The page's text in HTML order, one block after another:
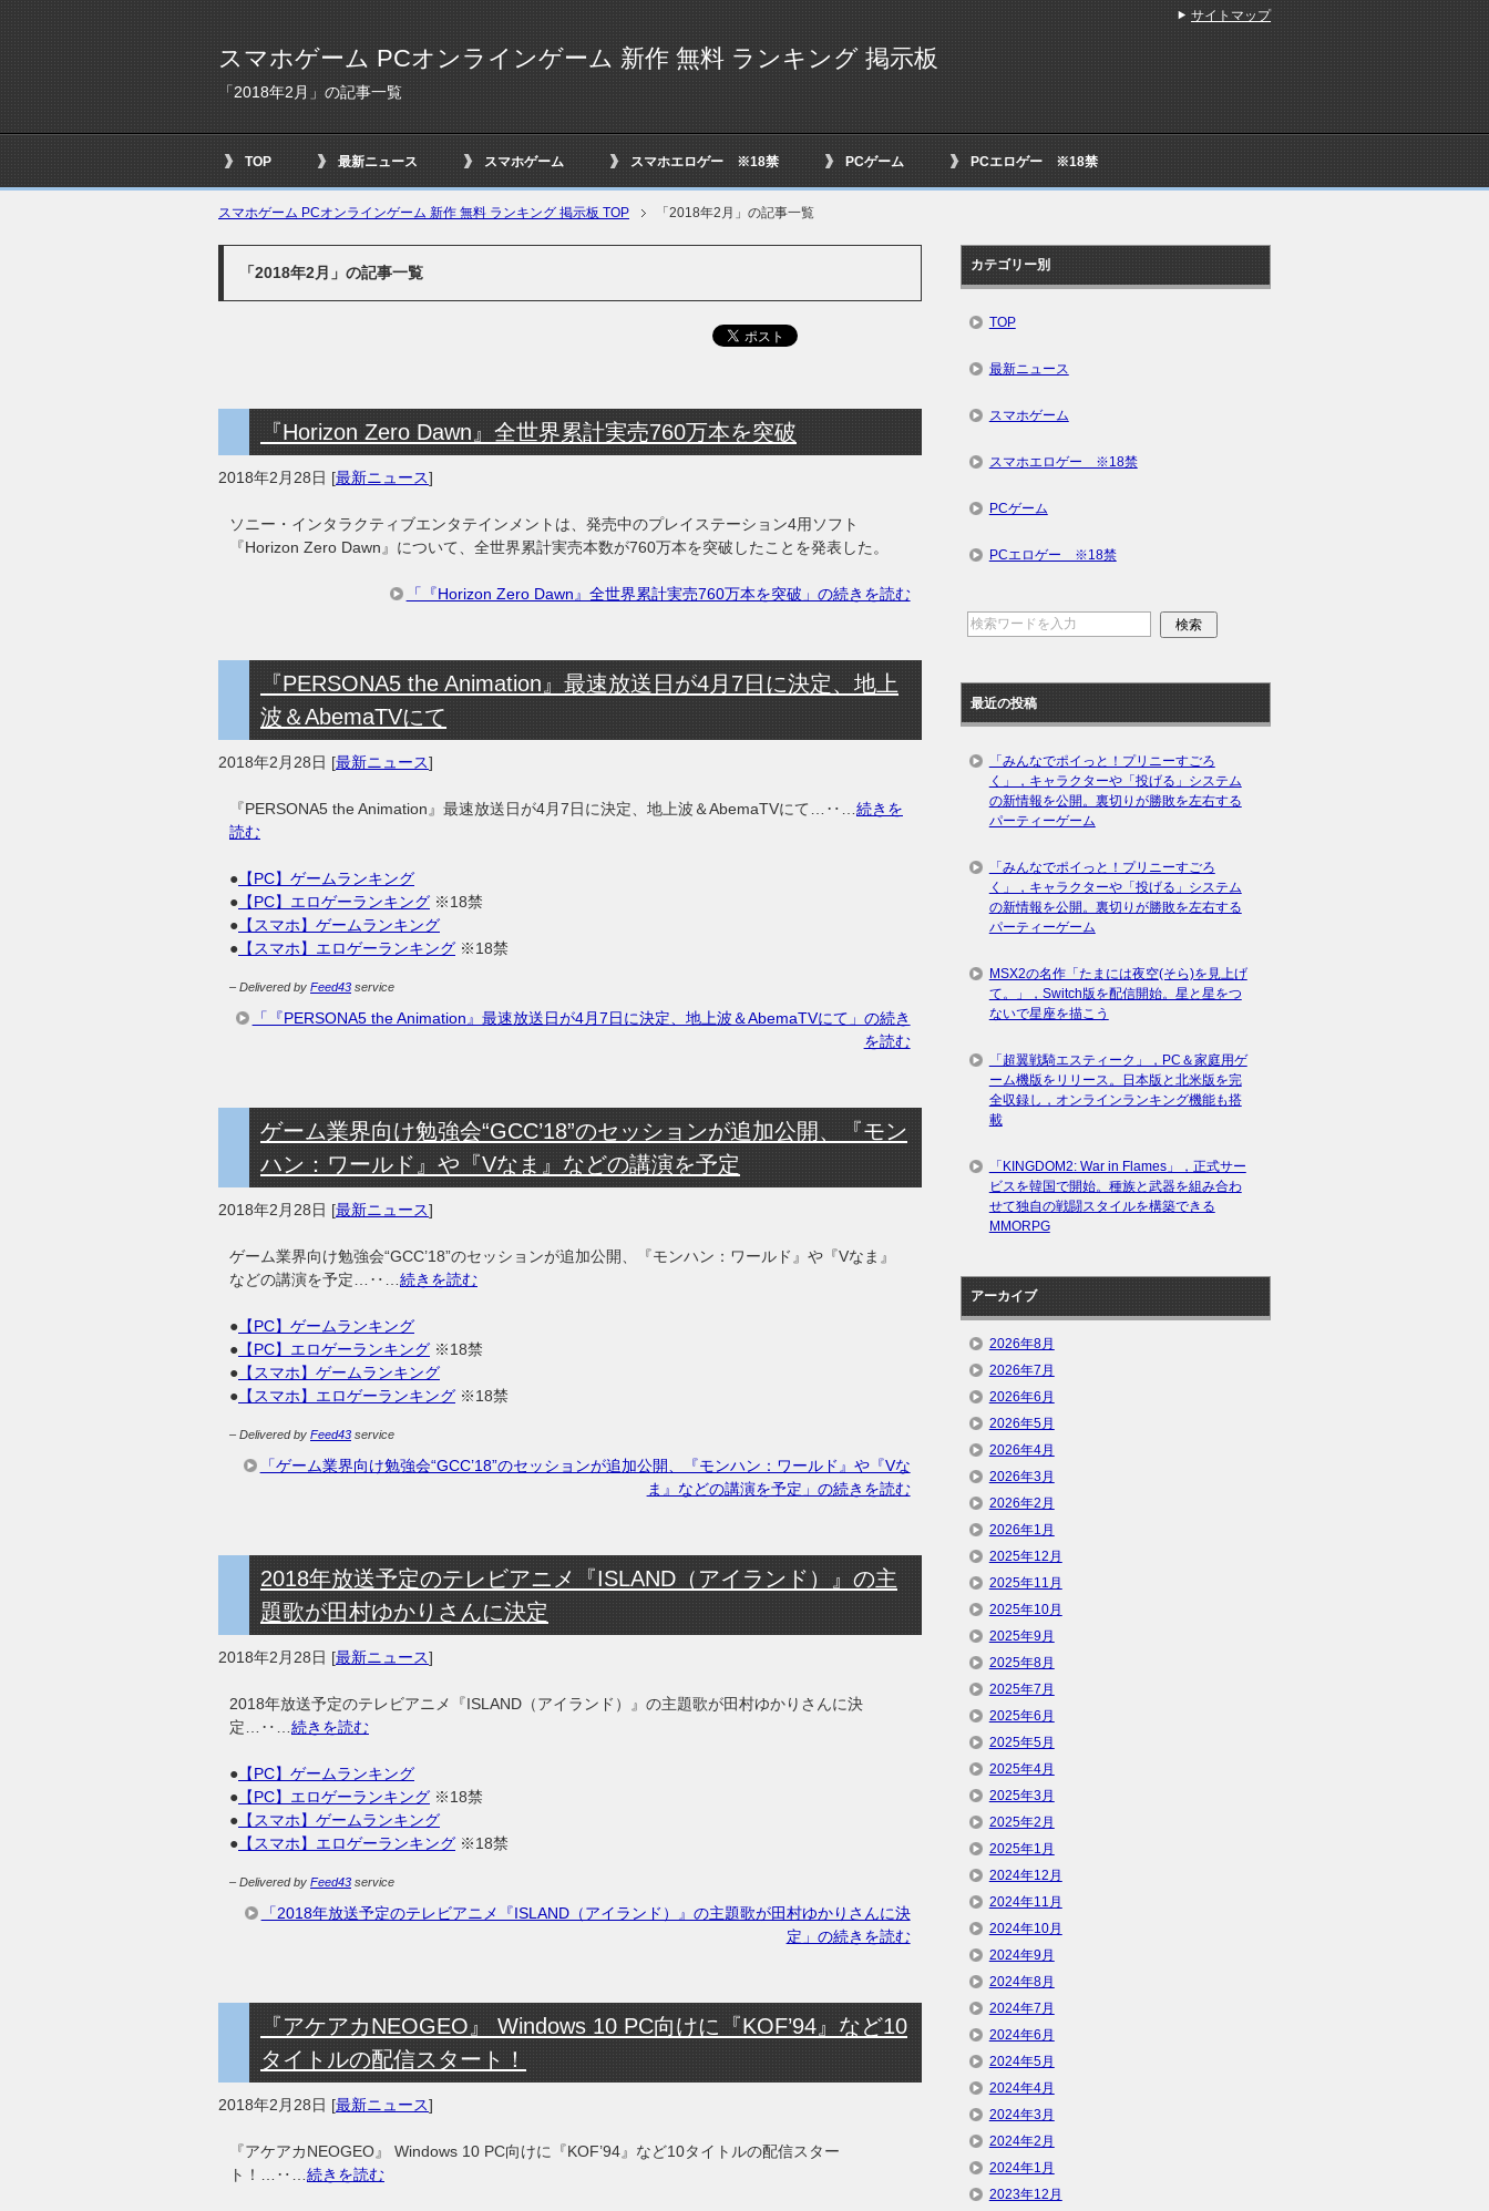
スマホゲーム PCオンラインゲーム 新作 無料 ランキング 掲示板
「2018年2月」の記事一覧
TOP 最新ニュース スマホゲーム スマホエロゲー ※18禁 PCゲーム PCエロゲー ※18禁
スマホゲーム PCオンラインゲーム 新作 無料 ランキング 掲示板 TOP 「2018年2月」の記事一覧
「2018年2月」の記事一覧
『Horizon Zero Dawn』全世界累計実売760万本を突破
2018年2月28日 [最新ニュース]
ソニー・インタラクティブエンタテインメントは、発売中のプレイステーション4用ソフト
『Horizon Zero Dawn』について、全世界累計実売本数が760万本を突破したことを発表した。
「『Horizon Zero Dawn』全世界累計実売760万本を突破」の続きを読む
『PERSONA5 the Animation』最速放送日が4月7日に決定、地上
波＆AbemaTVにて
2018年2月28日 [最新ニュース]
『PERSONA5 the Animation』最速放送日が4月7日に決定、地上波＆AbemaTVにて…‥… 続きを
読む
● 【PC】ゲームランキング
● 【PC】エロゲーランキング ※18禁
● 【スマホ】ゲームランキング
● 【スマホ】エロゲーランキング ※18禁
– Delivered by Feed43 service
「『PERSONA5 the Animation』最速放送日が4月7日に決定、地上波＆AbemaTVにて」の続き
を読む
ゲーム業界向け勉強会“GCC’18”のセッションが追加公開、『モン
ハン：ワールド』や『Vなま』などの講演を予定
2018年2月28日 [最新ニュース]
ゲーム業界向け勉強会“GCC’18”のセッションが追加公開、『モンハン：ワールド』や『Vなま』
などの講演を予定…‥… 続きを読む
● 【PC】ゲームランキング
● 【PC】エロゲーランキング ※18禁
● 【スマホ】ゲームランキング
● 【スマホ】エロゲーランキング ※18禁
– Delivered by Feed43 service
「ゲーム業界向け勉強会“GCC’18”のセッションが追加公開、『モンハン：ワールド』や『Vな
ま』などの講演を予定」の続きを読む
2018年放送予定のテレビアニメ『ISLAND（アイランド）』の主
題歌が田村ゆかりさんに決定
2018年2月28日 [最新ニュース]
2018年放送予定のテレビアニメ『ISLAND（アイランド）』の主題歌が田村ゆかりさんに決
定…‥… 続きを読む
● 【PC】ゲームランキング
● 【PC】エロゲーランキング ※18禁
● 【スマホ】ゲームランキング
● 【スマホ】エロゲーランキング ※18禁
– Delivered by Feed43 service
「2018年放送予定のテレビアニメ『ISLAND（アイランド）』の主題歌が田村ゆかりさんに決
定」の続きを読む
『アケアカNEOGEO』 Windows 10 PC向けに『KOF’94』など10
タイトルの配信スタート！
2018年2月28日 [最新ニュース]
『アケアカNEOGEO』 Windows 10 PC向けに『KOF’94』など10タイトルの配信スター
ト！…‥… 続きを読む
カテゴリー別
TOP
最新ニュース
スマホゲーム
スマホエロゲー ※18禁
PCゲーム
PCエロゲー ※18禁
最近の投稿
「みんなでポイっと！プリニーすごろ
く」，キャラクターや「投げる」システム
の新情報を公開。裏切りが勝敗を左右する
パーティーゲーム
「みんなでポイっと！プリニーすごろ
く」，キャラクターや「投げる」システム
の新情報を公開。裏切りが勝敗を左右する
パーティーゲーム
MSX2の名作「たまには夜空(そら)を見上げ
て。」，Switch版を配信開始。星と星をつ
ないで星座を描こう
「超翼戦騎エスティーク」，PC＆家庭用ゲ
ーム機版をリリース。日本版と北米版を完
全収録し，オンラインランキング機能も搭
載
「KINGDOM2: War in Flames」，正式サー
ビスを韓国で開始。種族と武器を組み合わ
せて独自の戦闘スタイルを構築できる
MMORPG
アーカイブ
2026年8月
2026年7月
2026年6月
2026年5月
2026年4月
2026年3月
2026年2月
2026年1月
2025年12月
2025年11月
2025年10月
2025年9月
2025年8月
2025年7月
2025年6月
2025年5月
2025年4月
2025年3月
2025年2月
2025年1月
2024年12月
2024年11月
2024年10月
2024年9月
2024年8月
2024年7月
2024年6月
2024年5月
2024年4月
2024年3月
2024年2月
2024年1月
2023年12月
サイトマップ